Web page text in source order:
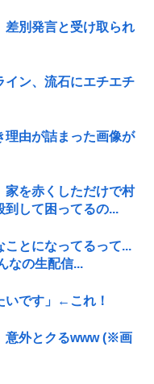
差別発言と受け取られ
イン、流石にエチエチ
理由が詰まった画像が
家を赤くしただけで村
到して困ってるの...
とになってるって...
なの生配信...
いです」←これ！
意外とクるwww (※画